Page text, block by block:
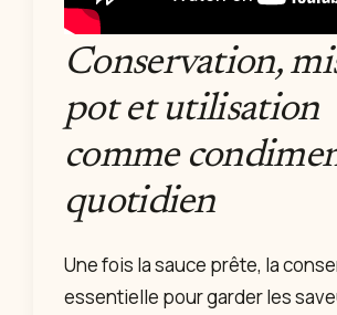
Conservation,
pot et utilisation
comme
quotidien
Une fois la sauce prête, la
essentielle pour garder les